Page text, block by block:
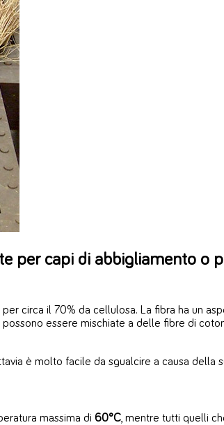
per capi di abbigliamento o
circa il 70% da cellulosa. La fibra ha un
essere mischiate a delle fibre di
è molto facile da sgualcire a causa della
massima di 60°C, mentre tutti quelli